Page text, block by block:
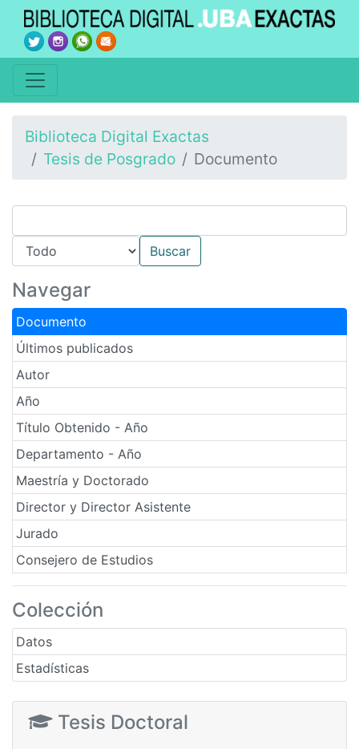
Biblioteca Digital Exactas
Tesis de Posgrado
Documento
Navegar
Documento
Últimos publicados
Autor
Año
Título Obtenido - Año
Departamento - Año
Maestría y Doctorado
Director y Director Asistente
Jurado
Consejero de Estudios
Colección
Datos
Estadísticas
Tesis Doctoral